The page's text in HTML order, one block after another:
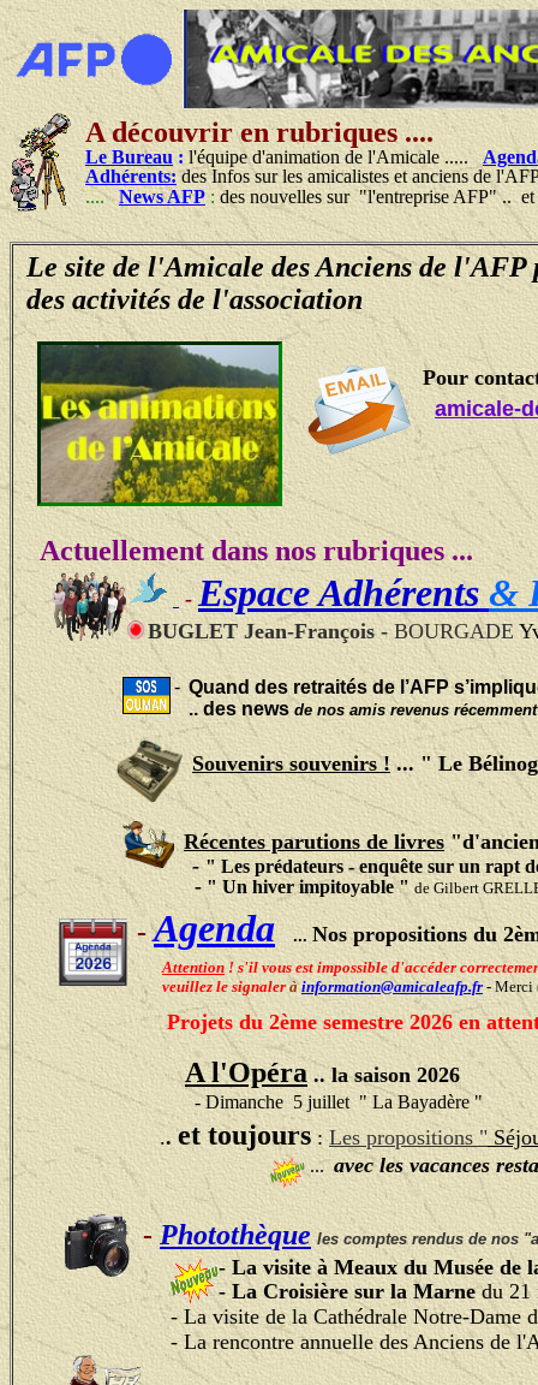
A découvrir en rubriques ....
Le Bureau: l'équipe d'animation de l'Amicale .....
Adhérents:des Infos sur les amicalistes et anciens de l'AFP
....
News AFP : des nouvelles sur "l'entreprise AFP" .. et
Le site de l'Amicale des Anciens de l'AFP
des activités de l'association
Pour
amicale-
Actuellement dans nos rubriques ...
-Espace Adhérents &
BUGLET Jean-François -BOURGADE
- Quand des retraités de l’AFP
.. des newsde nos amis revenus
Souvenirs souvenirs ! ... " Le
Récentes parutions de livres
-" Les prédateurs - enquête sur un rapt
- " Un hiverimpitoyable "de Gilbert
- Agenda ... Nos propositions du
Attention ! s'il vous est impossible d'accéder
veuillez le signaler à information@amicaleafp.fr - Merci
Projets du 2ème semestre 2026 en
A l'Opéra .. la saison 2026
- Dimanche 5 juillet " La Bayadère "
..et toujours : Les propositions "
... avec les vacances
- Photothèque les comptes rendus de nos
- La visite à Meaux du Musée de
- La Croisière sur la Marnedu 21
- La visite de la Cathédrale Notre-Dame
- La rencontre annuelle des Anciens de